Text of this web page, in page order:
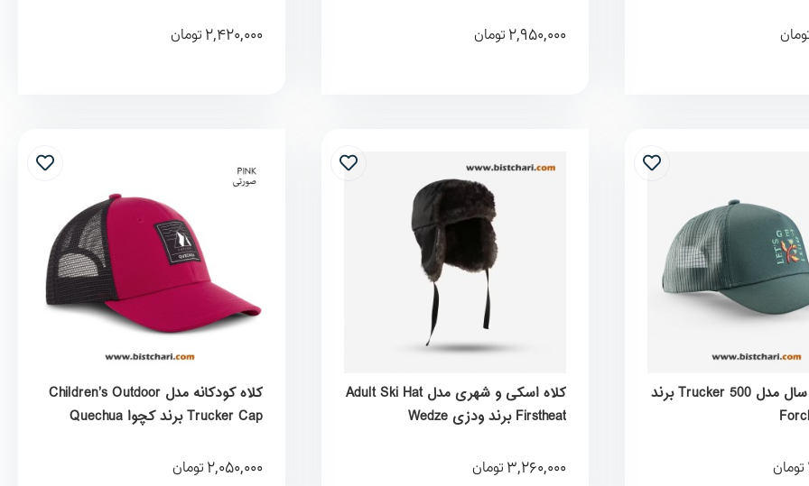
2,950,000 تومان 2,420,000 تومان
کلاه بزرگ سال مدل Trucker 500 برند
تومان
کلاه اسکی و شهری مدل Adult Ski Hat
Firstheat برند ودزی Wedze
3,260,000 تومان
کلاه کودکانه مدل Children’s Outdoor
Trucker Cap برند کچوا Quechua
2,050,000 تومان